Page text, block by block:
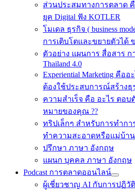
ส่วนประสมทางการตลาด
ยุค Digital ฟัง KOTLER
โมเดล ธุรกิจ ( business
การเติบโตและขยายตัวได้
ตัวอย่าง แผนการ สื่อสาร ก
Thailand 4.0
Experiential Marketing คือ
ต้องใช้ประสบการณ์สร้างธุ
ความสำเร็จ คือ อะไร ตอบ
หมายของคุณ ??
ทริปเล็กๆ สำหรับการทำกา
ทำความสะอาดหรือแม่บ้าน
ปรึกษา ภาษา อังกฤษ
แผนก บุคคล ภาษา อังกฤษ
Podcast การตลาดออนไลน์
ผู้เชี่ยวชาญ AI กับการปฏิวั